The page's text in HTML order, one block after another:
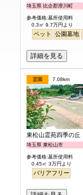
埼玉県 比企郡滑川町
参考価格:墓所使用料
0.3㎡ 9.7万円より
ペット 公園墓地
詳細を見る
霊園 7.08km
東松山霊苑四季の丘
埼玉県 東松山市
参考価格:墓所使用料
0.45㎡ 3万円より
バリアフリー